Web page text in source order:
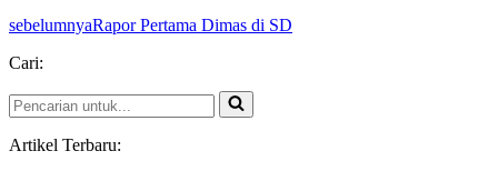
sebelumnyaRapor Pertama Dimas di SD
Cari:
Pencarian
untuk...
Artikel Terbaru: